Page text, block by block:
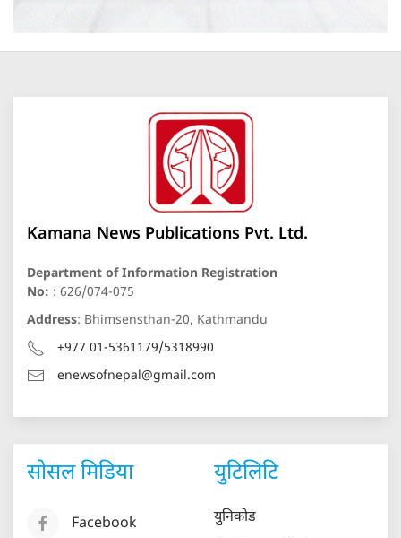
Kamana News Publications Pvt. Ltd.
Department of Information Registration
No: : 626/074-075
Address: Bhimsensthan-20, Kathmandu
+977 01-5361179/5318990
enewsofnepal@gmail.com
सोसल मिडिया
Facebook
युटिलिटि
युनिकोड